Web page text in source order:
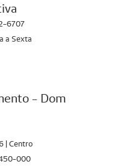
6707
a Sexta
- Dom
| Centro
000